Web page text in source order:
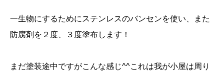
一生物にするためにステンレスのバンセンを使い、また
防腐剤を２度、３度塗布します！
まだ塗装途中ですがこんな感じ^^これは我が小屋は周り